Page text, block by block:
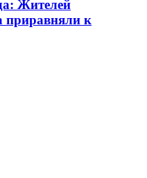
Жителей
приравняли к